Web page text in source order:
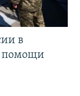
в
помощи